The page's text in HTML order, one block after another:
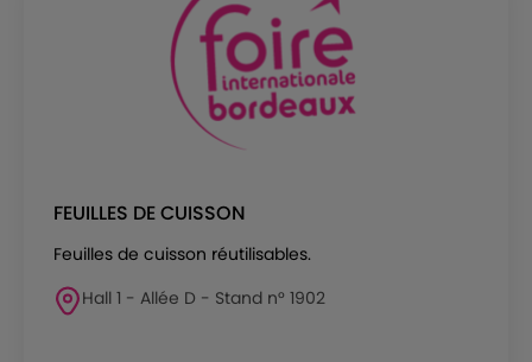
FEUILLES DE CUISSON
Feuilles de cuisson réutilisables.
Hall 1 - Allée D - Stand n° 1902